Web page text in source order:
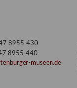
8955-430
8955-440
museen.de